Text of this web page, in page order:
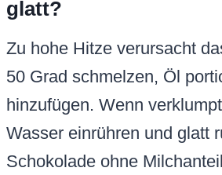
glatt?
Zu hohe Hitze verursacht
50 Grad schmelzen, Öl
hinzufügen. Wenn
Wasser einrühren und glatt
Schokolade ohne